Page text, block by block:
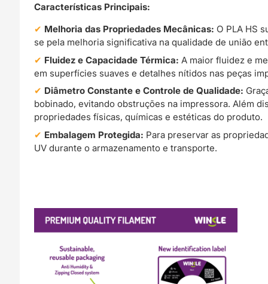
Características Principais:
Melhoria das Propriedades Mecânicas: O PLA HS
se pela melhoria significativa na qualidade de união
Fluidez e Capacidade Térmica: A maior fluidez e
em superfícies suaves e detalhes nítidos nas peças
Diâmetro Constante e Controle de Qualidade:
bobinado, evitando obstruções na impressora. Além
propriedades físicas, químicas e estéticas do produto.
Embalagem Protegida: Para preservar as
UV durante o armazenamento e transporte.